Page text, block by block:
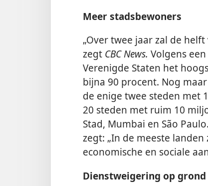
Meer stadsbewoners
„Over twee jaar zal de
zegt CBC News. Volgens
Verenigde Staten het
bijna 90 procent. Nog
de enige twee steden met
20 steden met ruim 10
Stad, Mumbai en São
zegt: „In de meeste
economische en sociale
Dienstweigering op